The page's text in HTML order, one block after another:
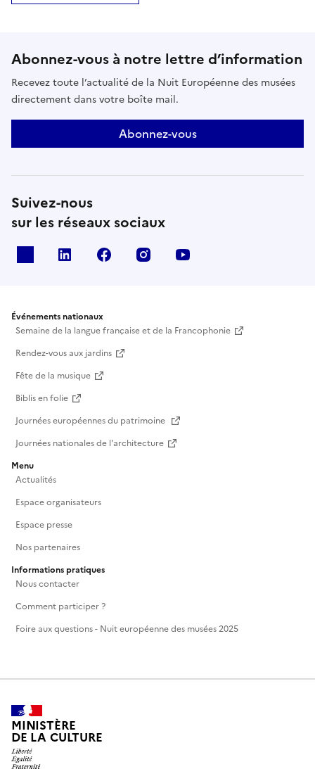
Abonnez-vous à notre lettre d’information
Recevez toute l’actualité de la Nuit Européenne des musées
directement dans votre boîte mail.
Abonnez-vous
Suivez-nous
sur les réseaux sociaux
Linkedin Facebook Instagram
Événements nationaux
Semaine de la langue française et de la Francophonie
Rendez-vous aux jardins
Fête de la musique
Biblis en folie
Journées européennes du patrimoine
Journées nationales de l'architecture
Menu
Actualités
Espace organisateurs
Espace presse
Nos partenaires
Informations pratiques
Nous contacter
Comment participer ?
Foire aux questions - Nuit européenne des musées 2025
MINISTÈRE
DE LA CULTURE